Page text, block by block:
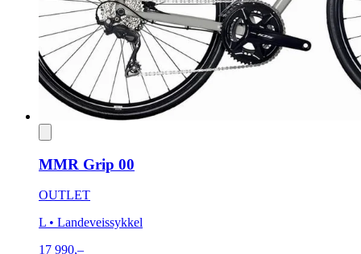
MMR Grip 00
OUTLET
L • Landeveissykkel
17 990,–